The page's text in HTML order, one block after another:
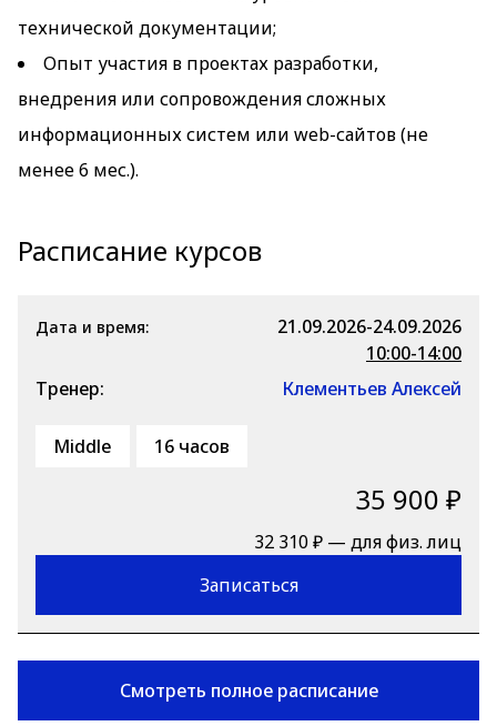
технической документации;
Опыт участия в проектах разработки,
внедрения или сопровождения сложных
информационных систем или web-сайтов (не
менее 6 мес.).
Расписание курсов
Дата и время:
21.09.2026-24.09.2026
10:00-14:00
Тренер:
Клементьев Алексей
Middle 16 часов
35 900 ₽
32 310 ₽ — для физ. лиц
Записаться
Смотреть полное расписание